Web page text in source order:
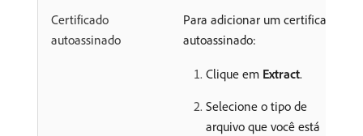
Certificado
autoassinado
Para adicionar um certificado
autoassinado:
Clique em Extract.
Selecione o tipo de
arquivo que você está